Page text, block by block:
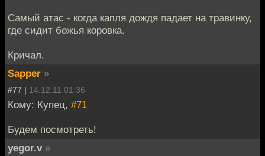
Самый атас - когда капля дождя падает на травинку,
где сидит божья коровка.
Кричал.
Sapper »
#77 | 14.12.11 01:36
Кому: Купец, #71
Будем посмотреть!
yegor.v »